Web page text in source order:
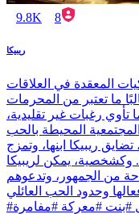
9.8K 8
ريبيكا
المعقدة في العلاقات
ما تعتبر من المحرمات
رغبات غير تقليدية،
المحيطة بالحب
ريبيكا ابنها، وتمزج
وكشخصية، يمكن لريبيكا
من الجمهور، وتدعوهم
#بنت #معركة #مفامرة